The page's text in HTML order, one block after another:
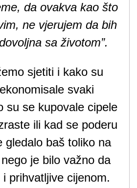
da ovakva kao što
ne vjerujem da bih
sa životom”.
sjetiti i kako su
svaki
su se kupovale cipele
ili kad se poderu
gledalo baš toliko na
je bilo važno da
prihvatljive cijenom.